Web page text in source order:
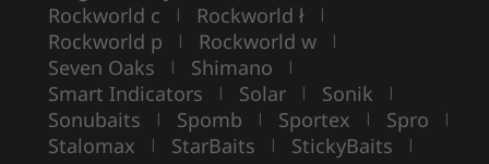
Rockworld c | Rockworld ł |
Rockworld p | Rockworld w |
Seven Oaks | Shimano |
Smart Indicators | Solar | Sonik |
Sonubaits | Spomb | Sportex | Spro |
Stalomax | StarBaits | StickyBaits |